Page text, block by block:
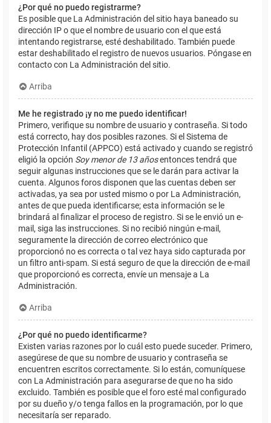
¿Por qué no puedo registrarme?
Es posible que La Administración del sitio haya baneado su
dirección IP o que el nombre de usuario con el que está
intentando registrarse, esté deshabilitado. También puede
estar deshabilitado el registro de nuevos usuarios. Póngase en
contacto con La Administración del sitio.
Arriba
Me he registrado ¡y no me puedo identificar!
Primero, verifique su nombre de usuario y contraseña. Si todo
está correcto, hay dos posibles razones. Si el Sistema de
Protección Infantil (APPCO) está activado y cuando se registró
eligió la opción Soy menor de 13 añosentonces tendrá que
seguir algunas instrucciones que se le darán para activar la
cuenta. Algunos foros disponen que las cuentas deben ser
activadas, ya sea por usted mismo o por La Administración,
antes de que pueda identificarse; esta información se le
brindará al finalizar el proceso de registro. Si se le envió un e-
mail, siga las instrucciones. Si no recibió ningún e-mail,
seguramente la dirección de correo electrónico que
proporcionó no es correcta o tal vez haya sido capturada por
un filtro anti-spam. Si está seguro de que la dirección de e-mail
que proporcionó es correcta, envíe un mensaje a La
Administración.
Arriba
¿Por qué no puedo identificarme?
Existen varias razones por lo cuál esto puede suceder. Primero,
asegúrese de que su nombre de usuario y contraseña se
encuentren escritos correctamente. Si lo están, comuníquese
con La Administración para asegurarse de que no ha sido
excluido. También es posible que el foro esté mal configurado
por su dueño y/o tenga fallos en la programación, por lo que
necesitaría ser reparado.